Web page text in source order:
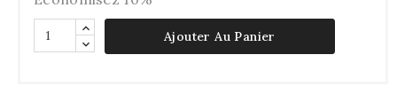
Ajouter Au Panier